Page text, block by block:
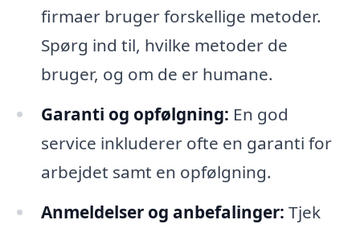
firmaer bruger forskellige metoder.
Spørg ind til, hvilke metoder de
bruger, og om de er humane.
Garanti og opfølgning: En god
service inkluderer ofte en garanti for
arbejdet samt en opfølgning.
Anmeldelser og anbefalinger: Tjek